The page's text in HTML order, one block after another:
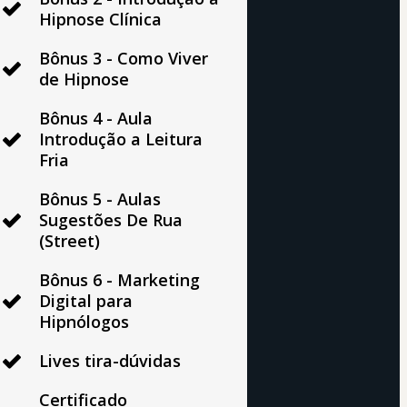
Hipnose Clínica
Bônus 3 - Como Viver
de Hipnose
Bônus 4 - Aula
Introdução a Leitura
Fria
Bônus 5 - Aulas
Sugestões De Rua
(Street)
Bônus 6 - Marketing
Digital para
Hipnólogos
Lives tira-dúvidas
Certificado